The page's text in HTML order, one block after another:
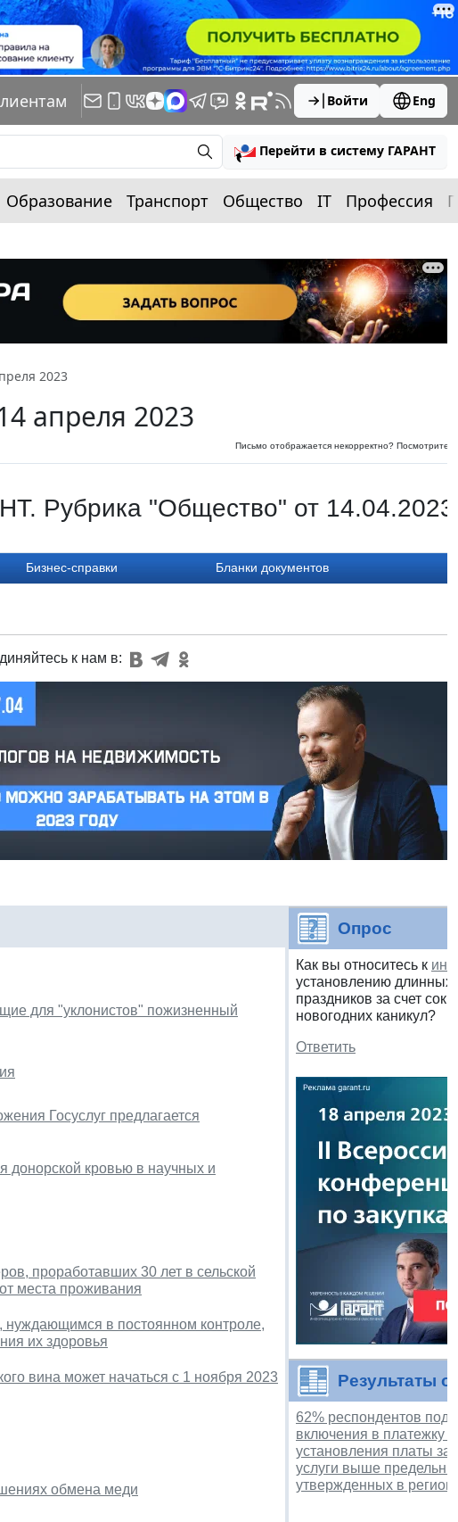
Войти Eng
Перейти в систему ГАРАНТ
Образование Транспорт Общество IT Профессия
2023
апреля 2023
Письмо отображается некорректно? Посмотрите
Рубрика "Общество" от 14.04.2023
Бизнес-справки Бланки документов
к нам в:
для "уклонистов" пожизненный
Госуслуг предлагается
донорской кровью в научных и
проработавших 30 лет в сельской
места проживания
в постоянном контроле,
их здоровья
вина может начаться с 1 ноября 2023
обмена меди
Опрос
Как вы относитесь к
установлению длинных
праздников за счет
новогодних каникул?
Ответить
Результаты
62% респондентов
включения в платежку
установления платы
услуги выше
утвержденных в